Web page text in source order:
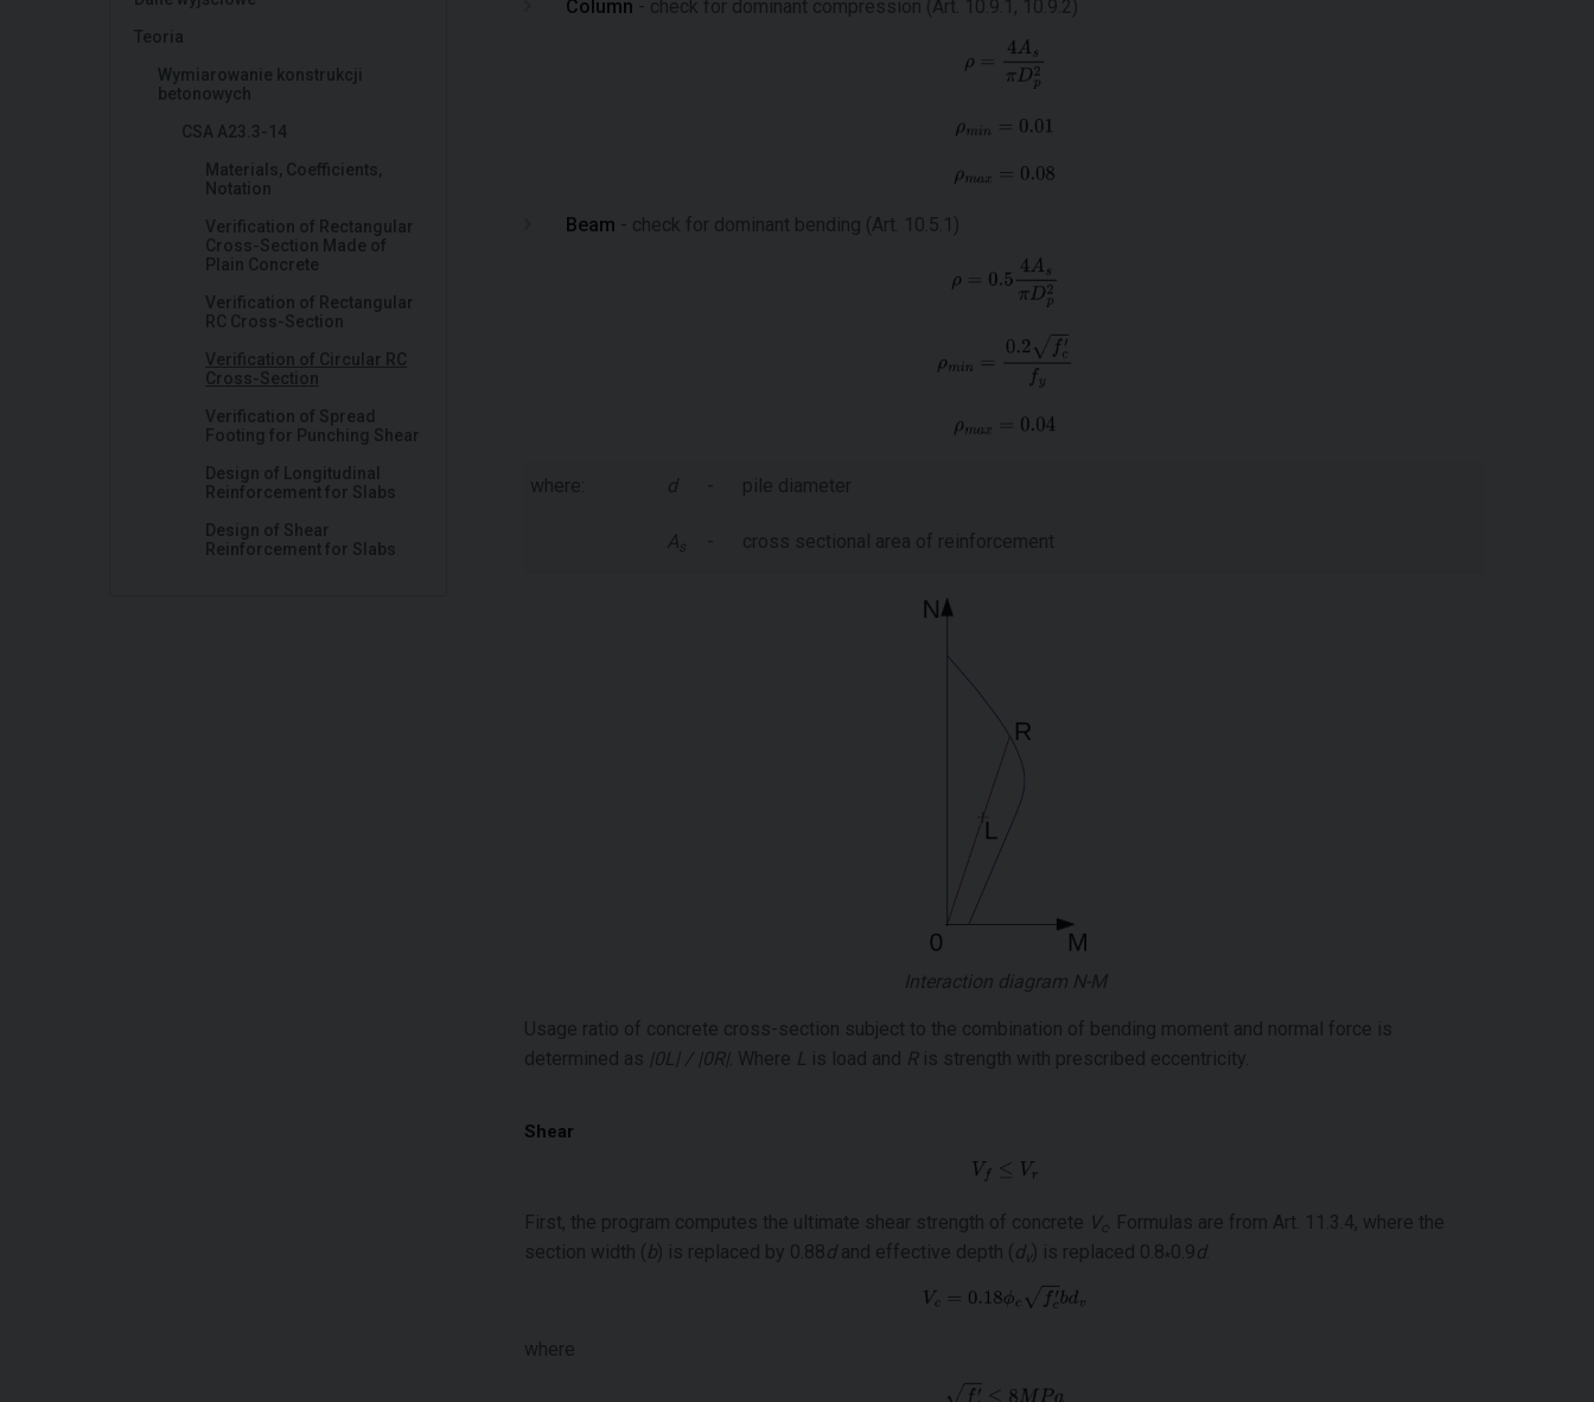
Teoria
Wymiarowanie konstrukcji
betonowych
CSA A23.3-14
Materials, Coefficients,
Notation
Verification of Rectangular
Cross-Section Made of
Plain Concrete
Verification of Rectangular
RC Cross-Section
Verification of Circular RC
Cross-Section
Verification of Spread
Footing for Punching Shear
Design of Longitudinal
Reinforcement for Slabs
Design of Shear
Reinforcement for Slabs
Column - check for dominant compression (Art. 10.9.1, 10.9.2)
Beam - check for dominant bending (Art. 10.5.1)
where: d - pile diameter
As - cross sectional area of reinforcement
Interaction diagram N-M
Usage ratio of concrete cross-section subject to the combination of bending moment and normal force is
determined as |0L| / |0R|. Where L is load and Ris strength with prescribed eccentricity.
Shear
First, the program computes the ultimate shear strength of concrete V
. Formulas are from Art. 11.3.4, where the
section width ( b) is replaced by 0.88dand effective depth ( dv ) is replaced 0.8 * 0.9d.
where